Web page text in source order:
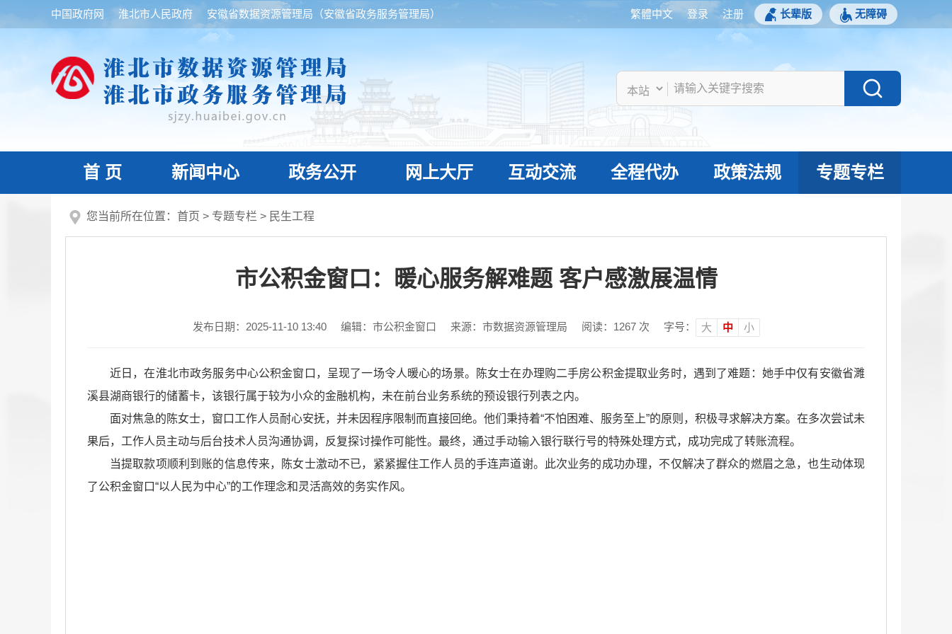
中国政府网 淮北市人民政府 安徽省数据资源管理局（安徽省政务服务管理局） 繁體中文 登录 注册 长辈版 无障碍
首 页 新闻中心 政务公开 网上大厅 互动交流 全程代办 政策法规 专题专栏
您当前所在位置： 首页 > 专题专栏 > 民生工程
市公积金窗口：暖心服务解难题 客户感激展温情
发布日期：2025-11-10 13:40 编辑：市公积金窗口 来源：市数据资源管理局 阅读： 1267次 字号： 大 中 小
近日，在淮北市政务服务中心公积金窗口，呈现了一场令人暖心的场景。陈女士在办理购二手房公积金提取业务时，遇到了难题：她手中仅有安徽省濉
溪县湖商银行的储蓄卡，该银行属于较为小众的金融机构，未在前台业务系统的预设银行列表之内。
面对焦急的陈女士，窗口工作人员耐心安抚，并未因程序限制而直接回绝。他们秉持着“不怕困难、服务至上”的原则，积极寻求解决方案。在多次尝试未
果后，工作人员主动与后台技术人员沟通协调，反复探讨操作可能性。最终，通过手动输入银行联行号的特殊处理方式，成功完成了转账流程。
当提取款项顺利到账的信息传来，陈女士激动不已，紧紧握住工作人员的手连声道谢。此次业务的成功办理，不仅解决了群众的燃眉之急，也生动体现
了公积金窗口“以人民为中心”的工作理念和灵活高效的务实作风。